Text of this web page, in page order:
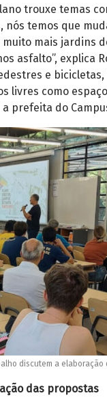
trouxe temas
nós temos que
mais jardins
asfalto”, explica
e
livres como
prefeita do
discutem a elaboração
das propostas